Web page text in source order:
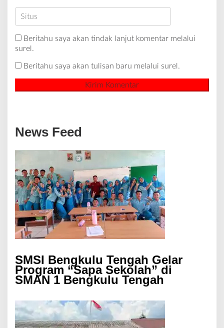
Beritahu saya akan tindak lanjut komentar melalui
surel.
Beritahu saya akan tulisan baru melalui surel.
News Feed
SMSI Bengkulu Tengah Gelar
Program “Sapa Sekolah” di
SMAN 1 Bengkulu Tengah